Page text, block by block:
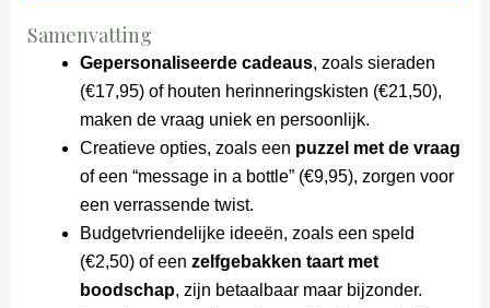
Samenvatting
Gepersonaliseerde cadeaus, zoals sieraden
(€17,95) of houten herinneringskisten (€21,50),
maken de vraag uniek en persoonlijk.
Creatieve opties, zoals een puzzel met de vraag
of een “message in a bottle” (€9,95), zorgen voor
een verrassende twist.
Budgetvriendelijke ideeën, zoals een speld
(€2,50) of een zelfgebakken taart met
boodschap, zijn betaalbaar maar bijzonder.